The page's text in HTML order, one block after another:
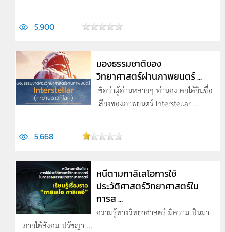
5,900
มองธรรมชาติของ
วิทยาศาสตร์ผ่านภาพยนตร์ ...
เชื่อว่าผู้อ่านหลายๆ ท่านคงเคยได้ยินชื่อ
เสียงของภาพยนตร์ Interstellar ...
5,668
หนีตามกาลิเลโอการใช้
ประวัติศาสตร์วิทยาศาสตร์ใน
การส ...
ความรู้ทางวิทยาศาสตร์ มีความเป็นมา
ภายใต้สังคม ปรัชญา ...